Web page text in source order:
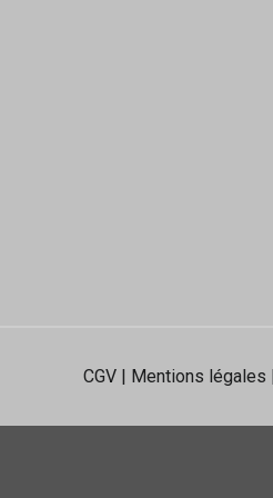
CGV| Mentions légales